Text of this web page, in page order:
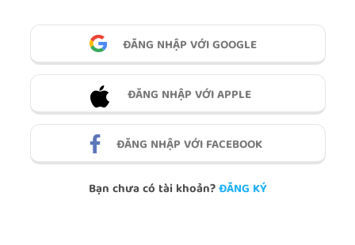
ĐĂNG NHẬP VỚI GOOGLE
ĐĂNG NHẬP VỚI APPLE
ĐĂNG NHẬP VỚI FACEBOOK
Bạn chưa có tài khoản?ĐĂNG KÝ